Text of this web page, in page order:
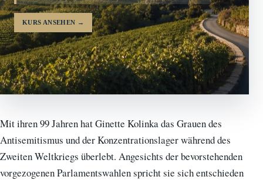
KURS ANSEHEN →
Mit ihren 99 Jahren hat Ginette Kolinka das Grauen des
Antisemitismus und der Konzentrationslager während des
Zweiten Weltkriegs überlebt. Angesichts der bevorstehenden
vorgezogenen Parlamentswahlen spricht sie sich entschieden